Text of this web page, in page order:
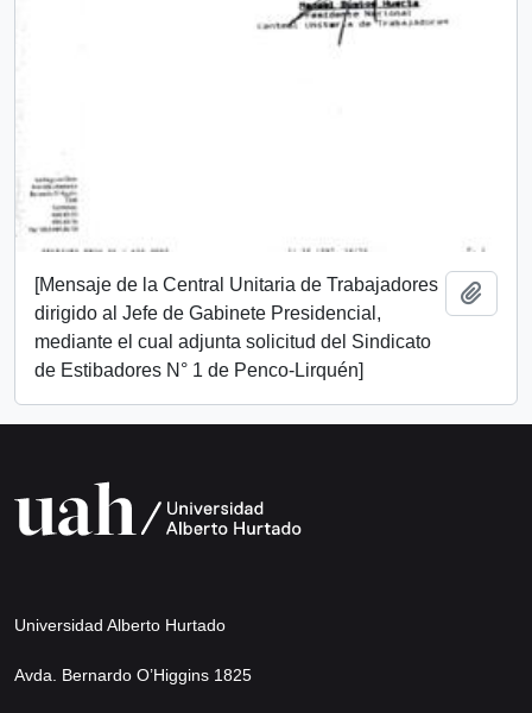
[Mensaje de la Central Unitaria de Trabajadores
dirigido al Jefe de Gabinete Presidencial,
mediante el cual adjunta solicitud del Sindicato
de Estibadores N° 1 de Penco-Lirquén]
Universidad Alberto Hurtado
Avda. Bernardo O’Higgins 1825